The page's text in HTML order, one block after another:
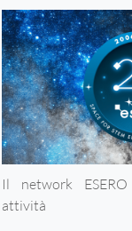
Il network
attività